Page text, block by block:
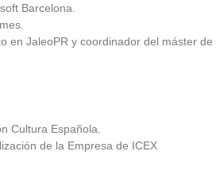
Barcelona.
en JaleoPR y coordinador del máster de
Cultura Española.
de la Empresa de ICEX